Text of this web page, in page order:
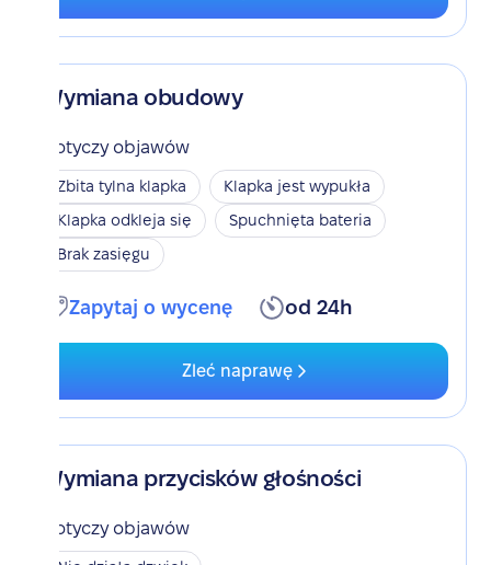
Wymiana obudowy
Dotyczy objawów
Zbita tylna klapka
Klapka jest wypukła
Klapka odkleja się
Spuchnięta bateria
Brak zasięgu
Zapytaj o wycenę od 24h
Zleć naprawę
Wymiana przycisków głośności
Dotyczy objawów